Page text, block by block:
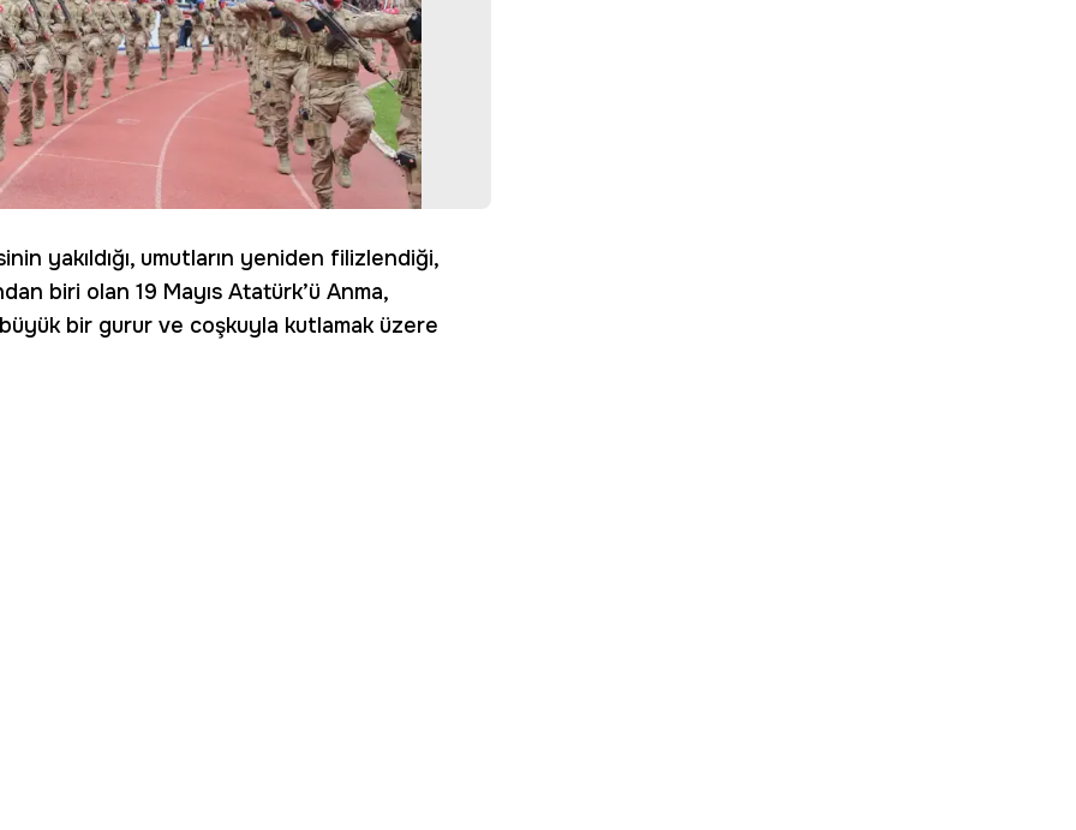
yakıldığı, umutların yeniden filizlendiği,
biri olan 19 Mayıs Atatürk’ü Anma,
büyük bir gurur ve coşkuyla kutlamak üzere